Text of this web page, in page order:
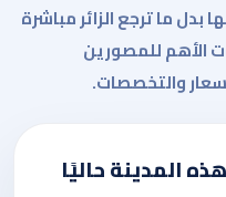
ما ترجع الزائر مباشرة
الأهم للمصورين
والتخصصات.
المدينة حاليًا